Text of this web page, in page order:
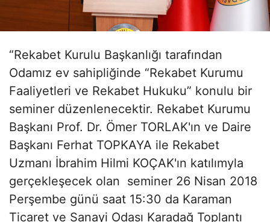
“Rekabet Kurulu Başkanlığı tarafından
Odamız ev sahipliğinde “Rekabet Kurumu
Faaliyetleri ve Rekabet Hukuku” konulu bir
seminer düzenlenecektir. Rekabet Kurumu
Başkanı Prof. Dr. Ömer TORLAK'ın ve Daire
Başkanı Ferhat TOPKAYA ile Rekabet
Uzmanı İbrahim Hilmi KOÇAK'ın katılımyla
gerçekleşecek olan seminer 26 Nisan 2018
Perşembe günü saat 15:30 da Karaman
Ticaret ve Sanayi Odası Karadağ Toplantı